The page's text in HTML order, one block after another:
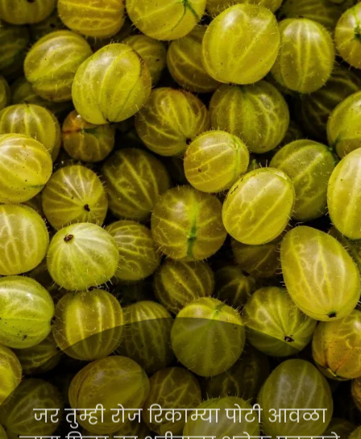
जर तुम्ही रोज रिकाम्या पोटी आवळा
ज्यूस पिला तर शरीराला अनेक प्रकारचे
फायदे होतील.